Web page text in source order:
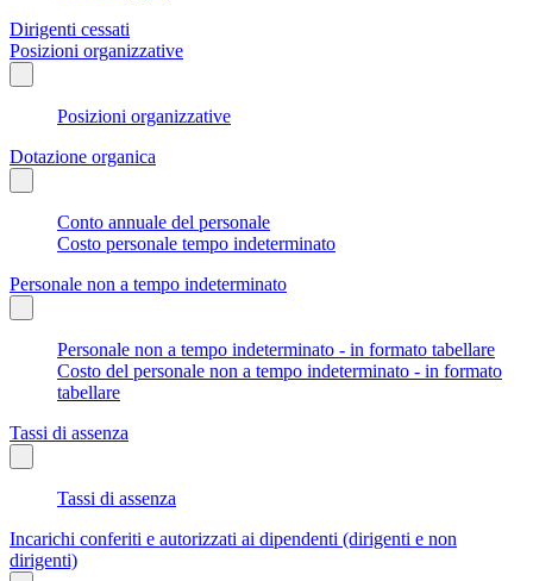
Dirigenti cessati
Posizioni organizzative
Posizioni organizzative
Dotazione organica
Conto annuale del personale
Costo personale tempo indeterminato
Personale non a tempo indeterminato
Personale non a tempo indeterminato - in formato tabellare
Costo del personale non a tempo indeterminato - in formato
tabellare
Tassi di assenza
Tassi di assenza
Incarichi conferiti e autorizzati ai dipendenti (dirigenti e non
dirigenti)